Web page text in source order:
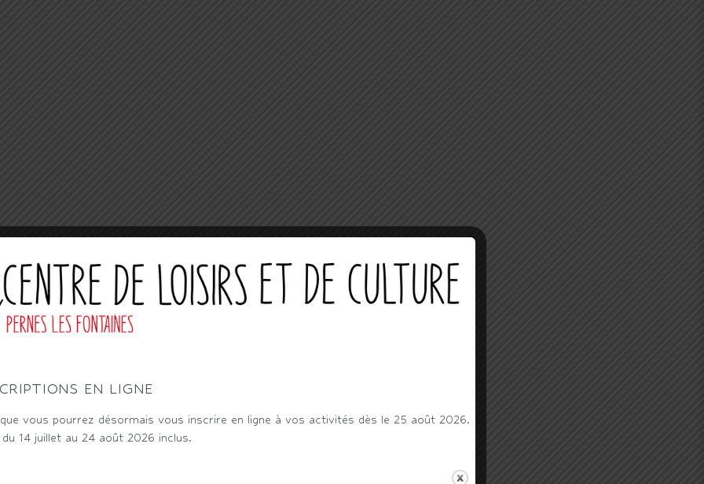
EN LIGNE
vous pourrez désormais vous inscrire en ligne à vos activités dès le 25 août 2026.
14 juillet au 24 août 2026 inclus.